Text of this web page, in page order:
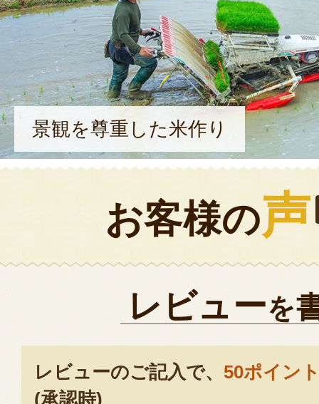
景観を尊重した米作り
お客様の声
レビューを
レビューのご記入で、 50ポイン
(承認時)